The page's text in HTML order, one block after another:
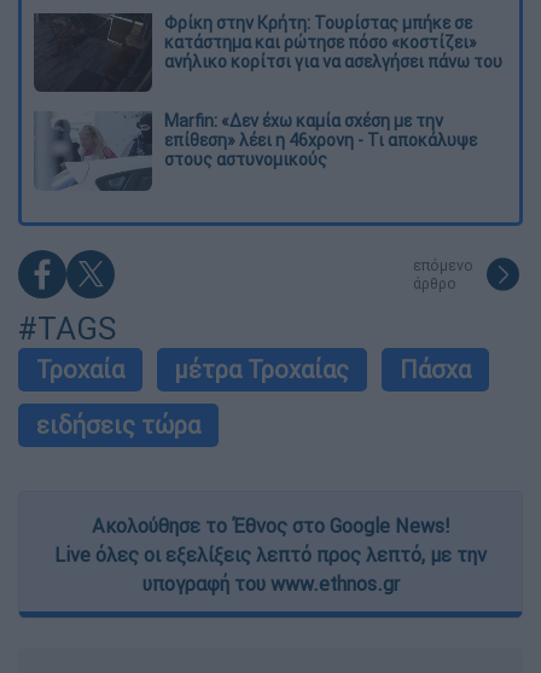
Φρίκη στην Κρήτη: Τουρίστας μπήκε σε
κατάστημα και ρώτησε πόσο «κοστίζει»
ανήλικο κορίτσι για να ασελγήσει πάνω του
Marfin: «Δεν έχω καμία σχέση με την
επίθεση» λέει η 46χρονη - Τι αποκάλυψε
στους αστυνομικούς
επόμενο
άρθρο
#TAGS
Τροχαία μέτρα Τροχαίας
Πάσχα
ειδήσεις τώρα
Ακολούθησε το Έθνος στο Google News!
Live όλες οι εξελίξεις λεπτό προς λεπτό, με την
υπογραφή του www.ethnos.gr